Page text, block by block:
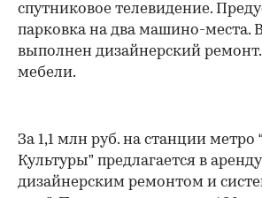
спутниковое телевидение.
парковка на два машино-места.
выполнен дизайнерский
мебели.
За 1,1 млн руб. на станции метро
Культуры” предлагается в
дизайнерским ремонтом и